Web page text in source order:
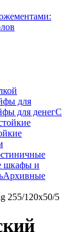
для
для денегС
шкафы и
Архивные
255/120x50/5